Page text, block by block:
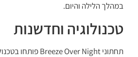
במהלך הלילה והיום.
טכנולוגיה וחדשנות